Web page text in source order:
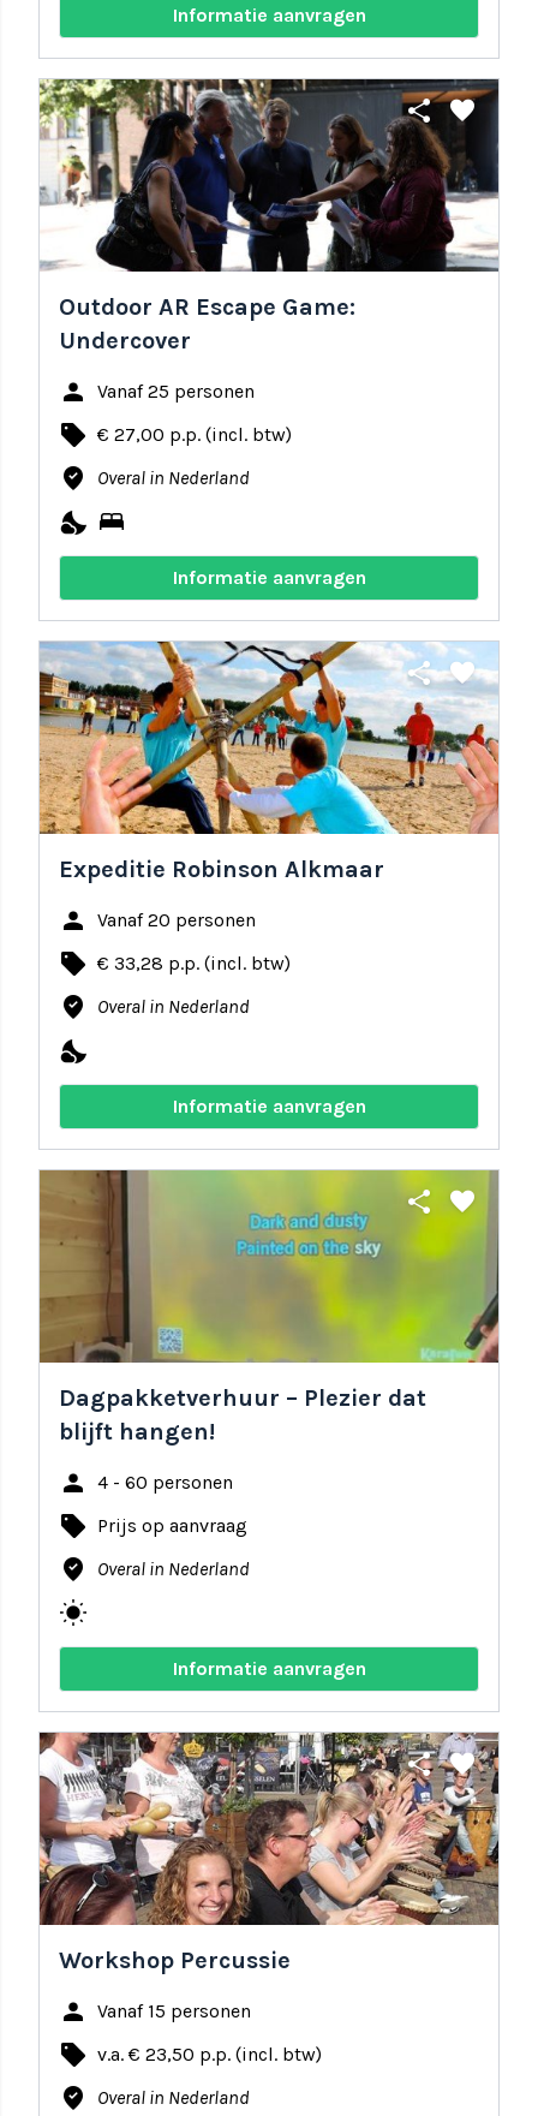
Informatie aanvragen
share favorite
Outdoor AR Escape Game:
Undercover
person Vanaf 25 personen
local_offer € 27,00 p.p. (incl. btw)
where_to_vote Overal in Nederland
nights_stay bed
Informatie aanvragen
share favorite
Expeditie Robinson Alkmaar
person Vanaf 20 personen
local_offer € 33,28 p.p. (incl. btw)
where_to_vote Overal in Nederland
nights_stay
Informatie aanvragen
share favorite
Dagpakketverhuur – Plezier dat
blijft hangen!
person 4 - 60 personen
local_offer Prijs op aanvraag
where_to_vote Overal in Nederland
wb_sunny
Informatie aanvragen
share favorite
Workshop Percussie
person Vanaf 15 personen
local_offer v.a. € 23,50 p.p. (incl. btw)
where_to_vote Overal in Nederland